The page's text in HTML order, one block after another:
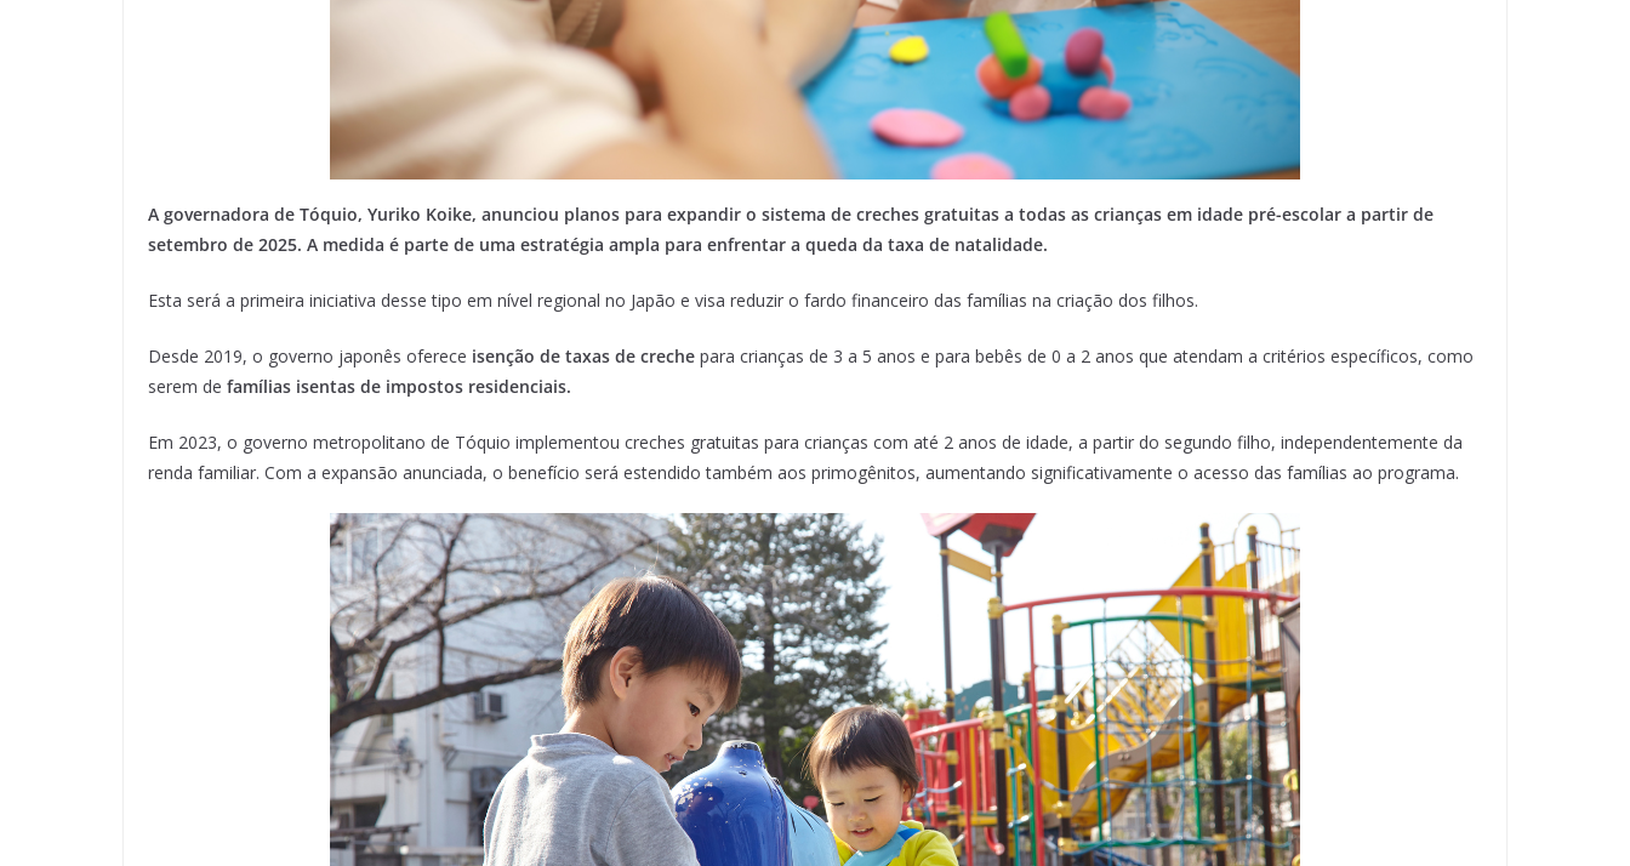
A governadora de Tóquio, Yuriko Koike, anunciou planos para expandir o sistema de creches gratuitas a todas as crianças em idade pré-escolar a partir de
setembro de 2025. A medida é parte de uma estratégia ampla para enfrentar a queda da taxa de natalidade.
Esta será a primeira iniciativa desse tipo em nível regional no Japão e visa reduzir o fardo financeiro das famílias na criação dos filhos.
Desde 2019, o governo japonês oferece isenção de taxas de creche para crianças de 3 a 5 anos e para bebês de 0 a 2 anos que atendam a critérios específicos, como
serem de famílias isentas de impostos residenciais.
Em 2023, o governo metropolitano de Tóquio implementou creches gratuitas para crianças com até 2 anos de idade, a partir do segundo filho, independentemente da
renda familiar. Com a expansão anunciada, o benefício será estendido também aos primogênitos, aumentando significativamente o acesso das famílias ao programa.